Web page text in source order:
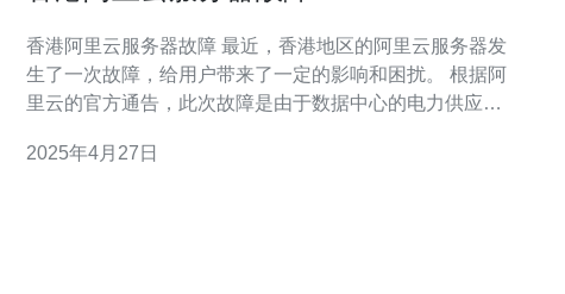
香港阿里云服务器故障 最近，香港地区的阿里云服务器发
生了一次故障，给用户带来了一定的影响和困扰。 根据阿
里云的官方通告，此次故障是由于数据中心的电力供应问
行。 此次故障主要影响了位于香港地区的阿里云服务用
2025年4月27日